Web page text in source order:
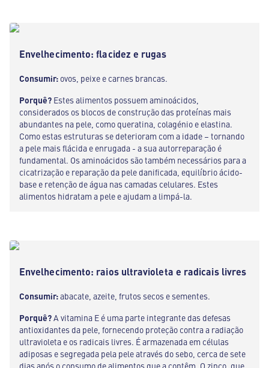
Envelhecimento: flacidez e rugas
Consumir: ovos, peixe e carnes brancas.
Porquê? Estes alimentos possuem aminoácidos,
considerados os blocos de construção das proteínas mais
abundantes na pele, como queratina, colagénio e elastina.
Como estas estruturas se deterioram com a idade – tornando
a pele mais flácida e enrugada - a sua autorreparação é
fundamental. Os aminoácidos são também necessários para a
cicatrização e reparação da pele danificada, equilíbrio ácido-
base e retenção de água nas camadas celulares. Estes
alimentos hidratam a pele e ajudam a limpá-la.
Envelhecimento: raios ultravioleta e radicais livres
Consumir:abacate, azeite, frutos secos e sementes.
Porquê?A vitamina E é uma parte integrante das defesas
antioxidantes da pele, fornecendo proteção contra a radiação
ultravioleta e os radicais livres. É armazenada em células
adiposas e segregada pela pele através do sebo, cerca de sete
dias após o consumo de alimentos que a contêm. O zinco, que